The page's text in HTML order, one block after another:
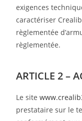
exigences
caractériser
règlementée
règlementée.
ARTICLE 2 –
Le site
prestataire sur le